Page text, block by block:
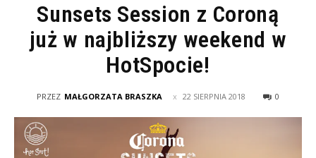
Sunsets Session z Coroną
już w najbliższy weekend w
HotSpocie!
PRZEZ MAŁGORZATA BRASZKA 22 SIERPNIA 2018 0